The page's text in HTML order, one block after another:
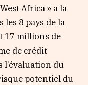
Africa » a la
8 pays de la
17 millions de
de crédit
l’évaluation du
potentiel du